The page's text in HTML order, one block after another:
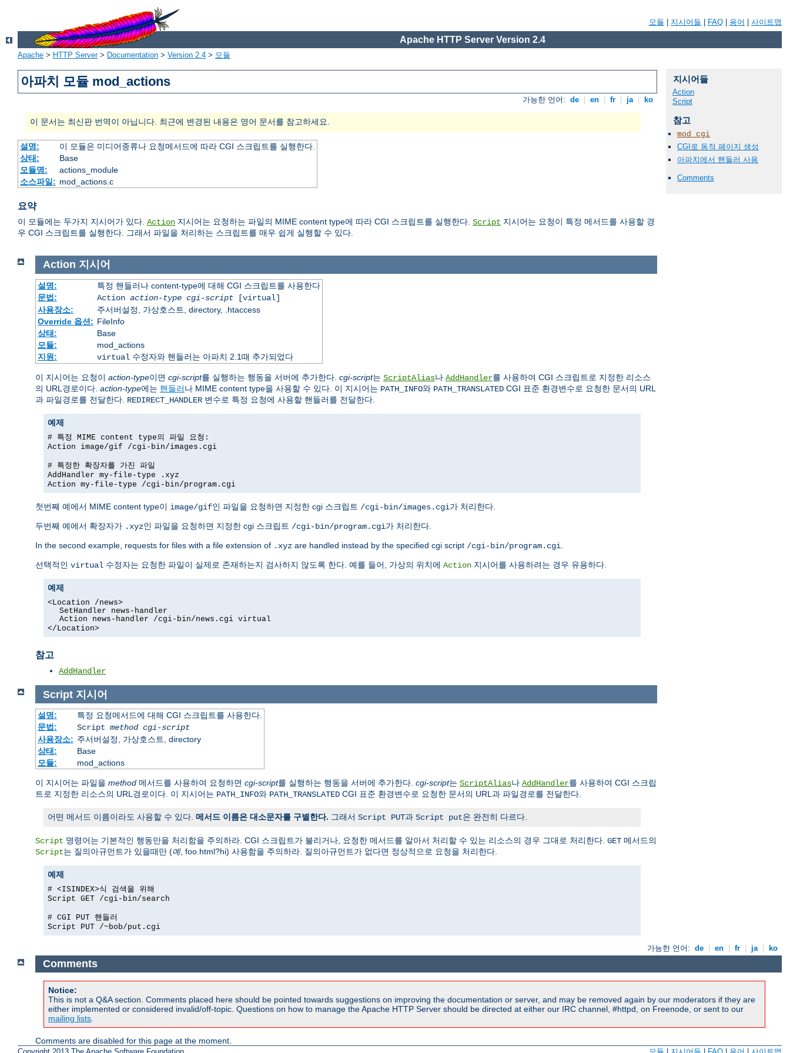
모듈 지시어들 FAQ 용어 사이트맵
Apache HTTP Server Version 2.4
Apache > HTTP Server> Documentation > Version 2.4 > 모듈
아파치 모듈 mod_actions
가능한 언어: de en fr ja ko
이 문서는 최신판 번역이 아닙니다. 최근에 변경된 내용은 영어 문서를 참고하세요.
설명:
이 모듈은 미디어종류나 요청메서드에 따라 CGI 스크립트를 실행한다.
상태:
Base
모듈명:
actions_module
소스파일: mod_actions.c
요약
이 모듈에는 두가지 지시어가 있다. Action 지시어는 요청하는 파일의 MIME content type에 따라 CGI 스크립트를 실행한다. Script 지시어는 요청이 특정 메서드를 사용할 경
우 CGI 스크립트를 실행한다. 그래서 파일을 처리하는 스크립트를 매우 쉽게 실행할 수 있다.
지시어들
Action
Script
참고
mod_cgi
CGI로 동적 페이지 생성
아파치에서 핸들러 사용
Comments
Action 지시어
설명:
특정 핸들러나 content-type에 대해 CGI 스크립트를 사용한다
문법:
Action action-type cgi-script[virtual]
사용장소:
주서버설정, 가상호스트, directory, .htaccess
Override 옵션: FileInfo
상태:
Base
모듈:
mod_actions
지원:
virtual 수정자와 핸들러는 아파치 2.1때 추가되었다
이 지시어는 요청이 action-type이면 cgi-script를 실행하는 행동을 서버에 추가한다. cgi-script는 ScriptAlias나 AddHandler를 사용하여 CGI 스크립트로 지정한 리소스
의 URL경로이다. action-type에는 핸들러나 MIME content type을 사용할 수 있다. 이 지시어는 PATH_INFO와 PATH_TRANSLATED CGI 표준 환경변수로 요청한 문서의 URL
과 파일경로를 전달한다. REDIRECT_HANDLER 변수로 특정 요청에 사용할 핸들러를 전달한다.
예제
# 특정 MIME content type의 파일 요청:
Action image/gif /cgi-bin/images.cgi
# 특정한 확장자를 가진 파일
AddHandler my-file-type .xyz
Action my-file-type /cgi-bin/program.cgi
첫번째 예에서 MIME content type이 image/gif인 파일을 요청하면 지정한 cgi 스크립트 /cgi-bin/images.cgi가 처리한다.
두번째 예에서 확장자가 .xyz인 파일을 요청하면 지정한 cgi 스크립트 /cgi-bin/program.cgi가 처리한다.
In the second example, requests for files with a file extension of .xyz are handled instead by the specified cgi script /cgi-bin/program.cgi
선택적인 virtual 수정자는 요청한 파일이 실제로 존재하는지 검사하지 않도록 한다. 예를 들어, 가상의 위치에 Action 지시어를 사용하려는 경우 유용하다.
예제
<Location /news>
SetHandler news-handler
Action news-handler /cgi-bin/news.cgi virtual
</Location>
참고
AddHandler
Script 지시어
설명:
특정 요청메서드에 대해 CGI 스크립트를 사용한다.
문법:
Script method cgi-script
사용장소: 주서버설정, 가상호스트, directory
상태:
Base
모듈:
mod_actions
이 지시어는 파일을 method 메서드를 사용하여 요청하면 cgi-script를 실행하는 행동을 서버에 추가한다. cgi-script는 ScriptAlias나 AddHandler를 사용하여 CGI 스크립
트로 지정한 리소스의 URL경로이다. 이 지시어는 PATH_INFO와 PATH_TRANSLATED CGI 표준 환경변수로 요청한 문서의 URL과 파일경로를 전달한다.
어떤 메서드 이름이라도 사용할 수 있다. 메서드 이름은 대소문자를 구별한다. 그래서 Script PUT과 Script put은 완전히 다르다.
Script 명령어는 기본적인 행동만을 처리함을 주의하라. CGI 스크립트가 불리거나, 요청한 메서드를 알아서 처리할 수 있는 리소스의 경우 그대로 처리한다. GET 메서드의
Script는 질의아규먼트가 있을때만 (예, foo.html?hi) 사용함을 주의하라. 질의아규먼트가 없다면 정상적으로 요청을 처리한다.
예제
# <ISINDEX>식 검색을 위해
Script GET /cgi-bin/search
# CGI PUT 핸들러
Script PUT /~bob/put.cgi
가능한 언어: de en fr ja ko
Comments
Notice:
This is not a Q&A section. Comments placed here should be pointed towards suggestions on improving the documentation or server, and may be removed again by our moderators if they are
either implemented or considered invalid/off-topic. Questions on how to manage the Apache HTTP Server should be directed at either our IRC channel, #httpd, on Freenode, or sent to our
mailing lists
Comments are disabled for this page at the moment.